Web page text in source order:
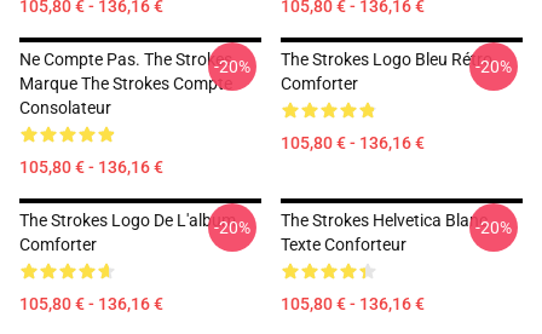
105,80 € - 136,16 € 105,80 € - 136,16 €
Ne Compte Pas. The Strokes
Marque The Strokes Compte
Consolateur
105,80 € - 136,16 €
-20%
The Strokes Logo Bleu Rétro
Comforter
105,80 € - 136,16 €
-20%
The Strokes Logo De L'album
Comforter
105,80 € - 136,16 €
-20%
The Strokes Helvetica Blanc
Texte Conforteur
105,80 € - 136,16 €
-20%